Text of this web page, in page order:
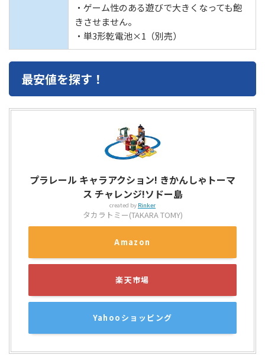
・ゲーム性のある遊びで大きくなっても飽
きさせません。
・単3形乾電池×1（別売）
最安値を探す！
プラレール キャラアクション! きかんしゃトーマ
ス チャレンジ!ソドー島
created by Rinker
タカラトミー(TAKARA TOMY)
Amazon
楽天市場
Yahooショッピング